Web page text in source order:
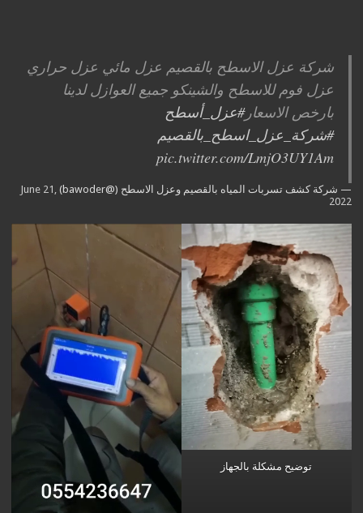
شركة عزل الاسطح بالقصيم عزل مائي عزل حراري
عزل فوم للاسطح والشينكو جميع العوازل لدينا
بارخص الاسعار#عزل_أسطح
#شركة_عزل_اسطح_بالقصيم
pic.twitter.com/LmjO3UY1Am
— شركة كشف تسربات المياه بالقصيم وعزل الاسطح (@bawoder)
June 21,
2022
توضيح مشكلة بالجهاز